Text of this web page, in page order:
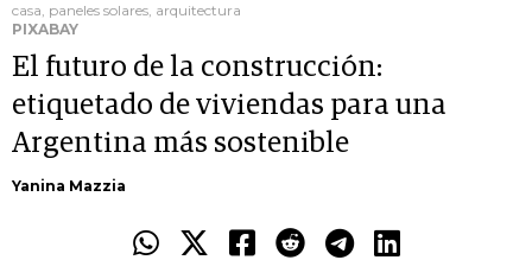
casa, paneles solares, arquitectura
PIXABAY
El futuro de la construcción:
etiquetado de viviendas para una
Argentina más sostenible
Yanina Mazzia